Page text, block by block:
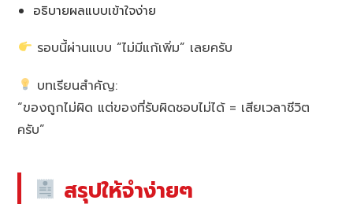
อธิบายผลแบบเข้าใจง่าย
รอบนี้ผ่านแบบ “ไม่มีแก้เพิ่ม” เลยครับ
บทเรียนสำคัญ:
“ของถูกไม่ผิด แต่ของที่รับผิดชอบไม่ได้ = เสียเวลาชีวิต
ครับ”
สรุปให้จำง่ายๆ